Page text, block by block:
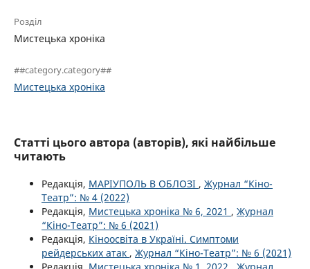
Розділ
Мистецька хроніка
##category.category##
Мистецька хроніка
Статті цього автора (авторів), які найбільше
читають
Редакція, МАРІУПОЛЬ В ОБЛОЗІ , Журнал “Кіно-
Театр”: № 4 (2022)
Редакція, Мистецька хроніка № 6, 2021 , Журнал
“Кіно-Театр”: № 6 (2021)
Редакція, Кіноосвіта в Україні. Симптоми
рейдерських атак , Журнал “Кіно-Театр”: № 6 (2021)